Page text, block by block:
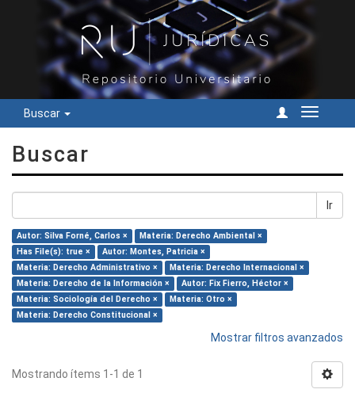
Buscar
Cambiar
Buscar
Ir
Autor: Silva Forné, Carlos ×
Materia: Derecho Ambiental ×
Has File(s): true ×
Autor: Montes, Patricia ×
Materia: Derecho Administrativo ×
Materia: Derecho Internacional ×
Materia: Derecho de la Información ×
Autor: Fix Fierro, Héctor ×
Materia: Sociología del Derecho ×
Materia: Otro ×
Materia: Derecho Constitucional ×
Mostrar filtros avanzados
Mostrando ítems 1-1 de 1